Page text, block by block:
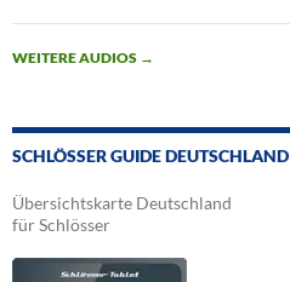
WEITERE AUDIOS →
SCHLÖSSER GUIDE DEUTSCHLAND
Übersichtskarte Deutschland
für Schlösser